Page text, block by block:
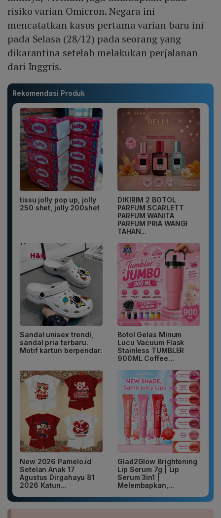
risiko varian Omicron. Negara ini
mencatatkan kasus pertama varian baru ini
pada Selasa (28/12) pada seorang yang
dikarantina setelah melakukan perjalanan
dari Inggris.
Rekomendasi Produk
tissu jolly pop up, jolly
250 shet, jolly 200shet
DIKIRIM 2 BOTOL
PARFUM SCARLETT
PARFUM WANITA
PARFUM PRIA WANGI
TAHAN...
Sandal unisex trendi,
sandal pria terbaru.
Motif kartun berpendar.
Botol Gelas Minum
Lucu Vacuum Flask
Stainless TUMBLER
900ML Coffee...
New 2026 Pamelo.id
Setelan Anak 17
Agustus Dirgahayu 81
2026 Katun...
Glad2Glow Brightening
Lip Serum 7g | Lip
Serum 3in1 |
Melembapkan,...